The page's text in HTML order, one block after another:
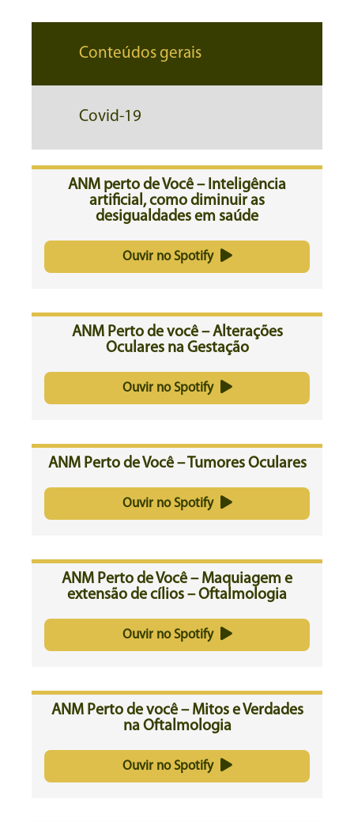
Conteúdos gerais
Covid-19
ANM perto de Você – Inteligência
artificial, como diminuir as
desigualdades em saúde
Ouvir no Spotify
ANM Perto de você – Alterações
Oculares na Gestação
Ouvir no Spotify
ANM Perto de Você – Tumores Oculares
Ouvir no Spotify
ANM Perto de Você – Maquiagem e
extensão de cílios – Oftalmologia
Ouvir no Spotify
ANM Perto de você – Mitos e Verdades
na Oftalmologia
Ouvir no Spotify